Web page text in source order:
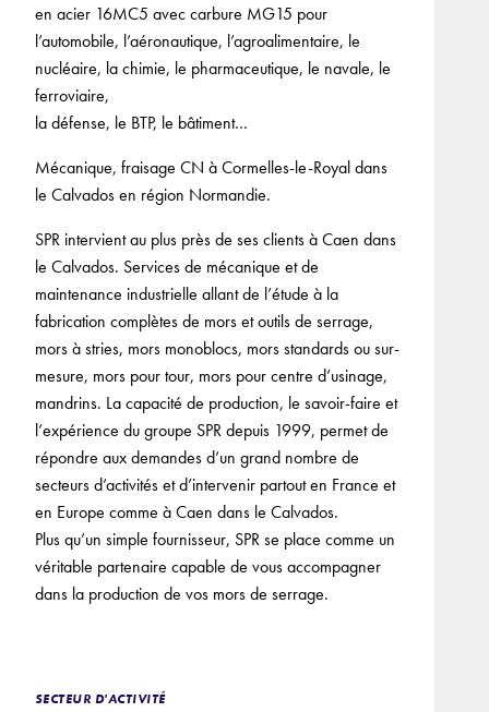
en acier 16MC5 avec carbure MG15 pour
l’automobile, l’aéronautique, l’agroalimentaire, le
nucléaire, la chimie, le pharmaceutique, le navale, le
ferroviaire,
la défense, le BTP, le bâtiment…
Mécanique, fraisage CN à Cormelles-le-Royal dans
le Calvados en région Normandie.
SPR intervient au plus près de ses clients à Caen dans
le Calvados. Services de mécanique et de
maintenance industrielle allant de l’étude à la
fabrication complètes de mors et outils de serrage,
mors à stries, mors monoblocs, mors standards ou sur-
mesure, mors pour tour, mors pour centre d’usinage,
mandrins. La capacité de production, le savoir-faire et
l’expérience du groupe SPR depuis 1999, permet de
répondre aux demandes d’un grand nombre de
secteurs d’activités et d’intervenir partout en France et
en Europe comme à Caen dans le Calvados.
Plus qu’un simple fournisseur, SPR se place comme un
véritable partenaire capable de vous accompagner
dans la production de vos mors de serrage.
SECTEUR D'ACTIVITÉ